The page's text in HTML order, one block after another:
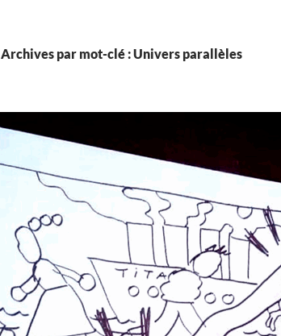
Archives par mot-clé : Univers parallèles